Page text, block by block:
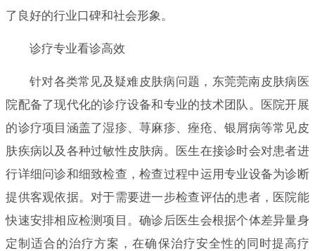
了良好的行业口碑和社会形象。
诊疗专业看诊高效
针对各类常见及疑难皮肤病问题，东莞莞南皮肤病医
院配备了现代化的诊疗设备和专业的技术团队。医院开展
的诊疗项目涵盖了湿疹、荨麻疹、痤疮、银屑病等常见皮
肤疾病以及各种过敏性皮肤病。医生在接诊时会对患者进
行详细问诊和细致检查，检查过程中运用专业设备为诊断
提供客观依据。对于需要进一步检查评估的患者，医院能
快速安排相应检测项目。确诊后医生会根据个体差异量身
定制适合的治疗方案，在确保治疗安全性的同时提高疗